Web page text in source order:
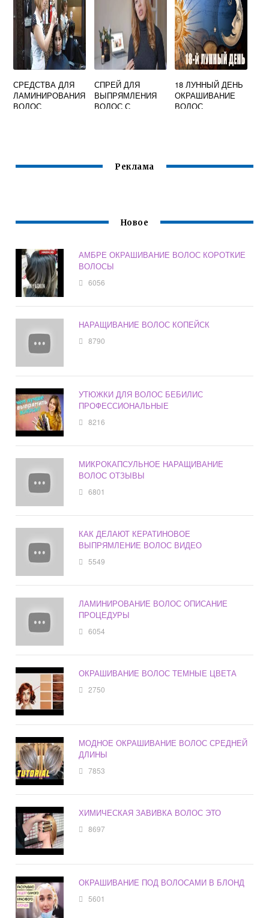
СРЕДСТВА ДЛЯ
ЛАМИНИРОВАНИЯ
ВОЛОС
СПРЕЙ ДЛЯ
ВЫПРЯМЛЕНИЯ
ВОЛОС С
18 ЛУННЫЙ ДЕНЬ
ОКРАШИВАНИЕ
ВОЛОС
Реклама
Новое
АМБРЕ ОКРАШИВАНИЕ ВОЛОС КОРОТКИЕ
ВОЛОСЫ
6056
НАРАЩИВАНИЕ ВОЛОС КОПЕЙСК
8790
УТЮЖКИ ДЛЯ ВОЛОС БЕБИЛИС
ПРОФЕССИОНАЛЬНЫЕ
8216
МИКРОКАПСУЛЬНОЕ НАРАЩИВАНИЕ
ВОЛОС ОТЗЫВЫ
6801
КАК ДЕЛАЮТ КЕРАТИНОВОЕ
ВЫПРЯМЛЕНИЕ ВОЛОС ВИДЕО
5549
ЛАМИНИРОВАНИЕ ВОЛОС ОПИСАНИЕ
ПРОЦЕДУРЫ
6054
ОКРАШИВАНИЕ ВОЛОС ТЕМНЫЕ ЦВЕТА
2750
МОДНОЕ ОКРАШИВАНИЕ ВОЛОС СРЕДНЕЙ
ДЛИНЫ
7853
ХИМИЧЕСКАЯ ЗАВИВКА ВОЛОС ЭТО
8697
ОКРАШИВАНИЕ ПОД ВОЛОСАМИ В БЛОНД
5601